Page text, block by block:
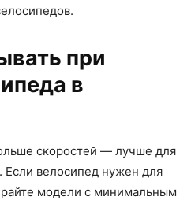
при
в
скоростей — лучше для
Если велосипед нужен для
модели с минимальным